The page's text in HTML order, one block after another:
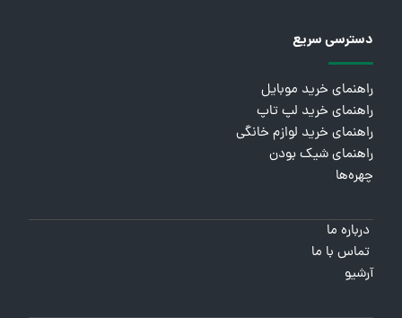
دسترسی سریع
راهنمای خرید موبایل
راهنمای خرید لپ تاپ
راهنمای خرید لوازم خانگی
راهنمای شیک بودن
چهره‌ها
درباره ما
تماس با ما
آرشیو